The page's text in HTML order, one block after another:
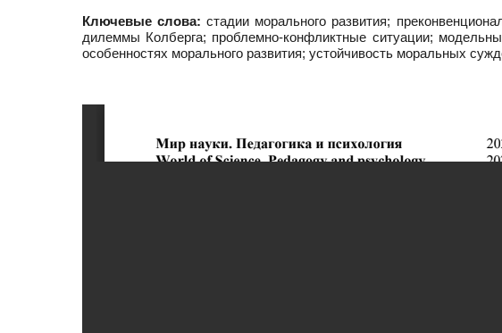
Ключевые слова: стадии морального развития;
дилеммы Колберга; проблемно-конфликтные ситуации;
особенностях морального развития; устойчивость моральных